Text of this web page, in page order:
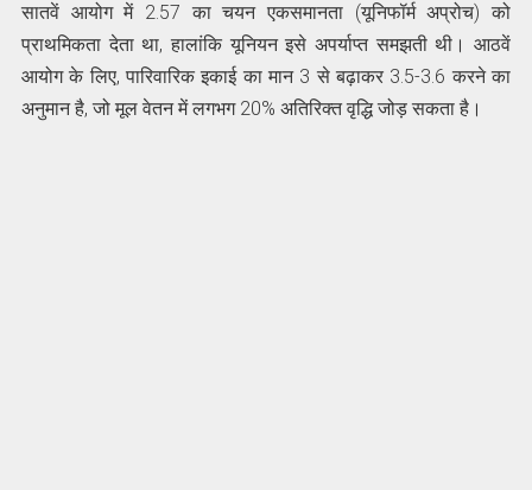
सातवें आयोग में 2.57 का चयन एकसमानता (यूनिफॉर्म अप्रोच) को
प्राथमिकता देता था, हालांकि यूनियन इसे अपर्याप्त समझती थी। आठवें
आयोग के लिए, पारिवारिक इकाई का मान 3 से बढ़ाकर 3.5-3.6 करने का
अनुमान है, जो मूल वेतन में लगभग 20% अतिरिक्त वृद्धि जोड़ सकता है।